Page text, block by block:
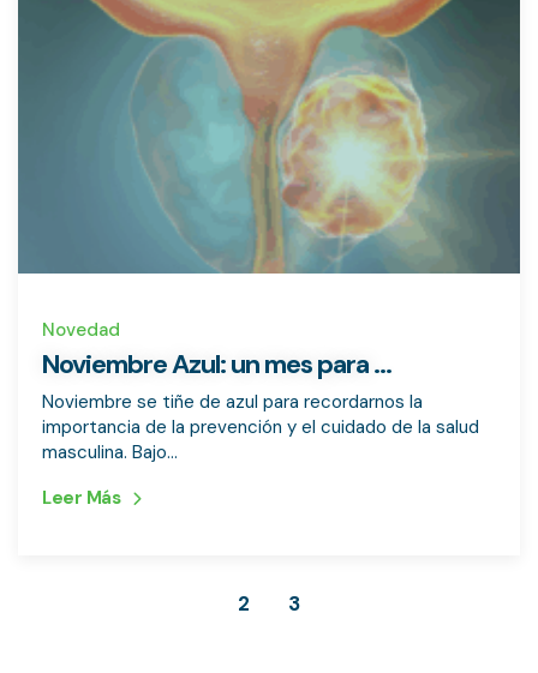
Novedad
Noviembre Azul: un mes para ...
Noviembre se tiñe de azul para recordarnos la
importancia de la prevención y el cuidado de la salud
masculina. Bajo...
Leer Más
2 3